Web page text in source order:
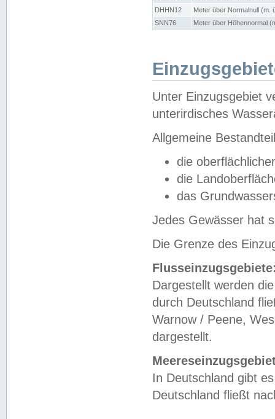
DHHN12
Meter über Normalnull (m.
SNN76
Meter über Höhennormal
Unter Einzugsgebiet
unterirdisches
Allgemeine
die
die
das
Jedes Gewässer hat
Die Grenze des
Dargestellt werden
durch Deutschland
Warnow / Peene,
dargestellt.
In Deutschland gibt
Deutschland fließt